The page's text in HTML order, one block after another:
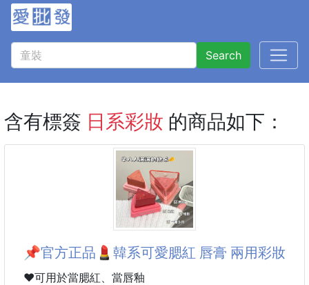
Search
含有標簽 日系彩妝 的商品如下：
📌官方正品💄韓系可愛腮紅 唇膏 兩用彩妝
❤️可用於當腮紅、當唇釉